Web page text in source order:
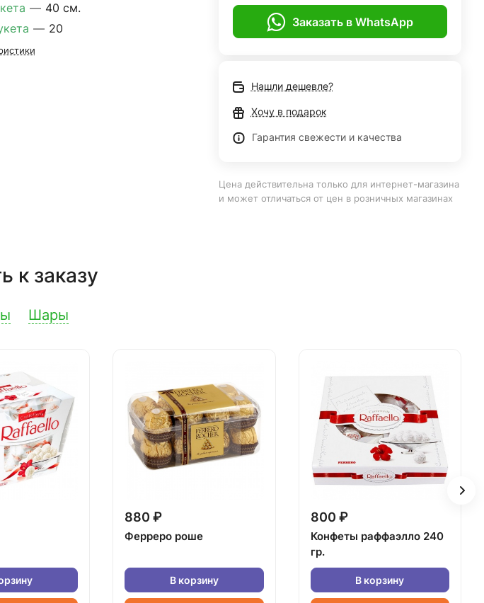
— 40 см.
— 20 Заказать в WhatsApp
Нашли дешевле?
Хочу в подарок
Гарантия свежести и качества
Цена действительна только для интернет-магазина
и может отличаться от цен в розничных магазинах
к заказу
Шары
880 ₽
Ферреро роше
В корзину
800 ₽
Конфеты раффаэлло 240
гр.
В корзину